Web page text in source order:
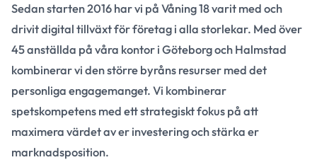
Sedan starten 2016 har vi på Våning 18 varit med och
drivit digital tillväxt för företag i alla storlekar. Med över
45 anställda på våra kontor i Göteborg och Halmstad
kombinerar vi den större byråns resurser med det
personliga engagemanget. Vi kombinerar
spetskompetens med ett strategiskt fokus på att
maximera värdet av er investering och stärka er
marknadsposition.